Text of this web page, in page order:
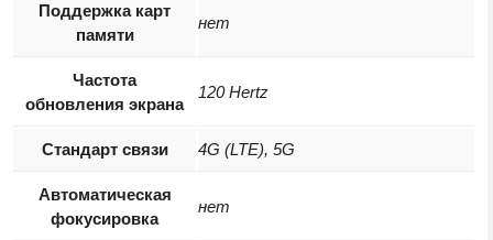
Поддержка карт
памяти
нет
Частота
обновления экрана
120 Hertz
Стандарт связи 4G (LTE), 5G
Автоматическая
фокусировка
нет